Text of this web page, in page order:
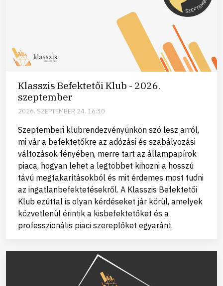
Klasszis Befektetői Klub - 2026.
szeptember
2026. SZEPTEMBER 24. 16:30
Szeptemberi klubrendezvényünkön szó lesz arról,
mi vár a befektetőkre az adózási és szabályozási
változások fényében, merre tart az állampapírok
piaca, hogyan lehet a legtöbbet kihozni a hosszú
távú megtakarításokból és mit érdemes most tudni
az ingatlanbefektetésekről. A Klasszis Befektetői
Klub ezúttal is olyan kérdéseket jár körül, amelyek
közvetlenül érintik a kisbefektetőket és a
professzionális piaci szereplőket egyaránt.